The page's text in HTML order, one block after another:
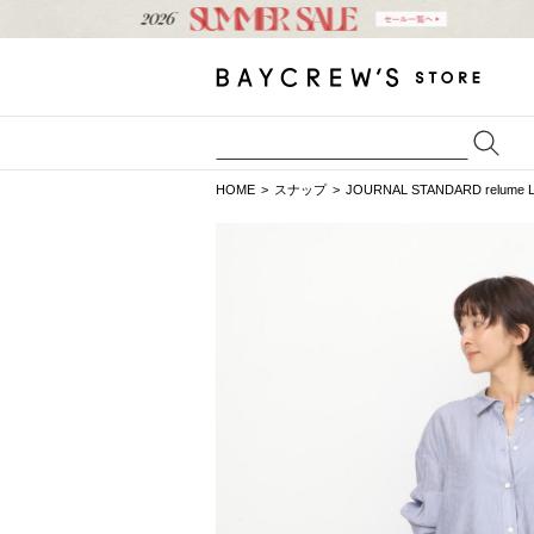
HOME スナップ JOURNAL STANDARD relume